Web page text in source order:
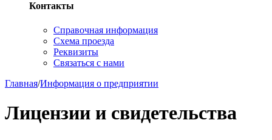
Контакты
Справочная информация
Схема проезда
Реквизиты
Связаться с нами
Главная/Информация о предприятии
Лицензии и свидетельства